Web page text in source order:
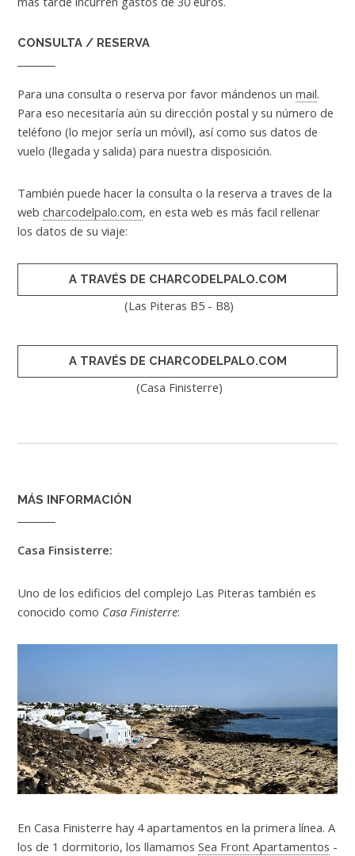
CONSULTA / RESERVA
Para una consulta o reserva por favor mándenos un mail.
Para eso necesitaría aún su dirección postal y su número de
teléfono (lo mejor sería un móvil), así como sus datos de
vuelo (llegada y salida) para nuestra disposición.
También puede hacer la consulta o la reserva a traves de la
web charcodelpalo.com, en esta web es más facil rellenar
los datos de su viaje:
A TRAVÉS DE CHARCODELPALO.COM
(Las Piteras B5 - B8)
A TRAVÉS DE CHARCODELPALO.COM
(Casa Finisterre)
MÁS INFORMACIÓN
Casa Finsisterre:
Uno de los edificios del complejo Las Piteras también es
conocido como Casa Finisterre:
En Casa Finisterre hay 4 apartamentos en la primera línea. A
los de 1 dormitorio, los llamamos Sea Front Apartamentos -